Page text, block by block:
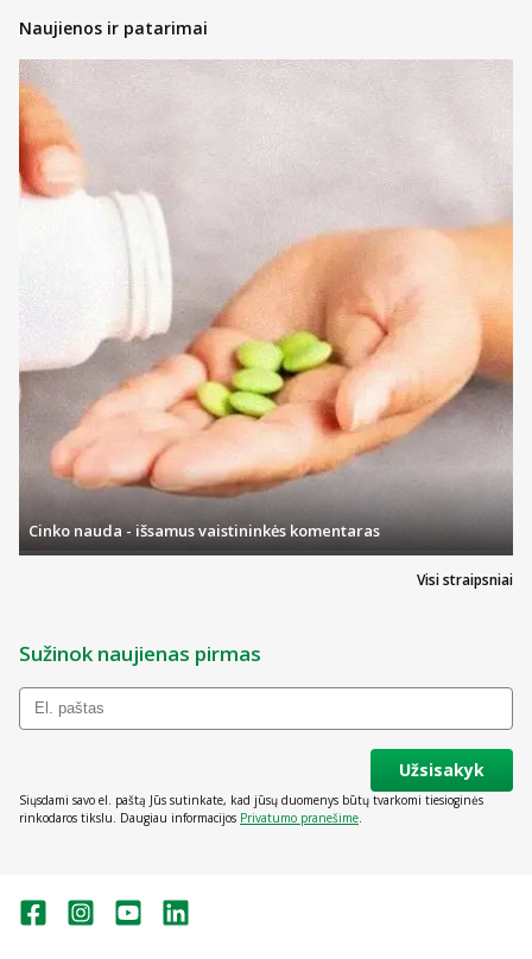
Naujienos ir patarimai
Visi straipsniai
Cinko nauda - išsamus vaistininkės komentaras
Sužinok naujienas pirmas
Užsisakyk
Siųsdami savo el. paštą Jūs sutinkate, kad jūsų duomenys būtų tvarkomi tiesioginės
rinkodaros tikslu. Daugiau informacijos Privatumo pranešime.